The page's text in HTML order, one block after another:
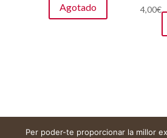
Agotado 4,00€
Per poder-te proporcionar la millor